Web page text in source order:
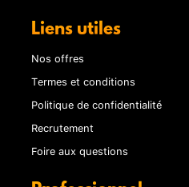
Liens utiles
Nos offres
Termes et conditions
Politique de confidentialité
Recrutement
Foire aux questions